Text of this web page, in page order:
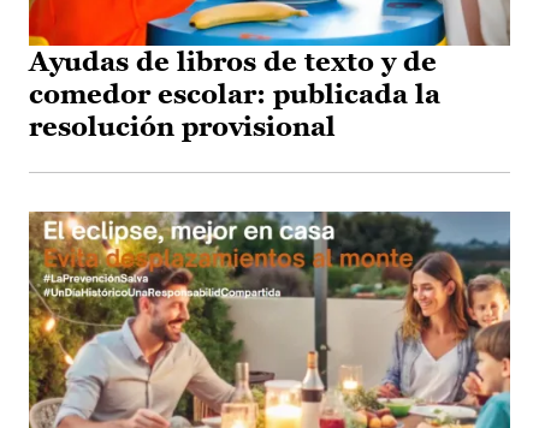
Ayudas de libros de texto y de
comedor escolar: publicada la
resolución provisional